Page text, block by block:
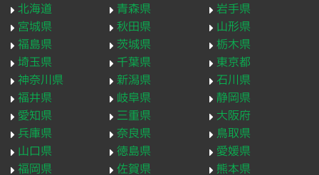
北海道 青森県
岩手県
宮城県
秋田県
山形県
福島県
茨城県
栃木県
埼玉県
千葉県
東京都
神奈川県
新潟県
石川県
福井県
岐阜県
静岡県
愛知県
三重県
大阪府
兵庫県
奈良県
鳥取県
山口県
徳島県
愛媛県
福岡県
佐賀県
熊本県